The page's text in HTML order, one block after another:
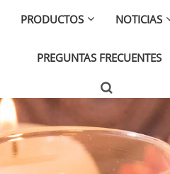
PRODUCTOS NOTICIAS
PREGUNTAS FRECUENTES